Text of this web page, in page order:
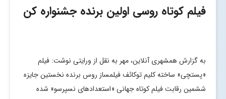
فیلم کوتاه روسی اولین برنده جشنواره کن
به گزارش همشهری آنلاین، مهر به نقل از ورایتی نوشت: فیلم
«پستچی» ساخته کلیم توکائف فیلمساز روس برنده نخستین جایزه
ششمین رقابت فیلم کوتاه جهانی «استعدادهای نسپرسو» شده